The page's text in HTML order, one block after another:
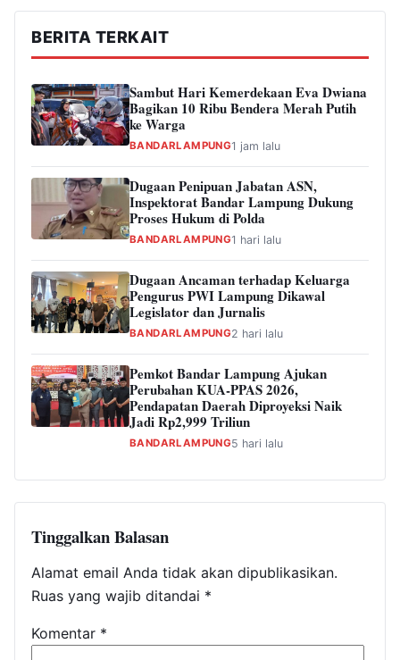
BERITA TERKAIT
Sambut Hari Kemerdekaan Eva Dwiana
Bagikan 10 Ribu Bendera Merah Putih
ke Warga
BANDARLAMPUNG1 jam lalu
Dugaan Penipuan Jabatan ASN,
Inspektorat Bandar Lampung Dukung
Proses Hukum di Polda
BANDARLAMPUNG1 hari lalu
Dugaan Ancaman terhadap Keluarga
Pengurus PWI Lampung Dikawal
Legislator dan Jurnalis
BANDARLAMPUNG2 hari lalu
Pemkot Bandar Lampung Ajukan
Perubahan KUA-PPAS 2026,
Pendapatan Daerah Diproyeksi Naik
Jadi Rp2,999 Triliun
BANDARLAMPUNG5 hari lalu
Tinggalkan Balasan
Alamat email Anda tidak akan dipublikasikan.
Ruas yang wajib ditandai *
Komentar *